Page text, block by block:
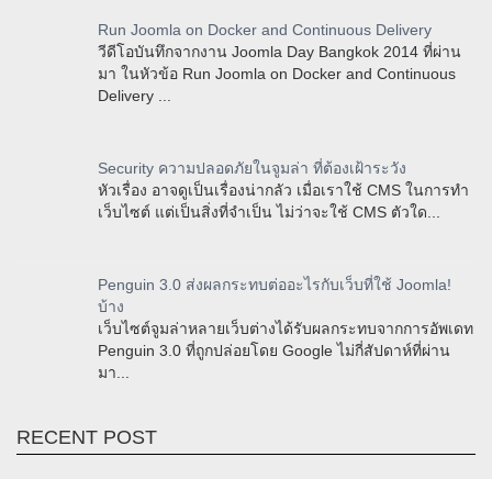
Run Joomla on Docker and Continuous Delivery
วีดีโอบันทึกจากงาน Joomla Day Bangkok 2014 ที่ผ่าน
มา ในหัวข้อ Run Joomla on Docker and Continuous
Delivery ...
Security ความปลอดภัยในจูมล่า ที่ต้องเฝ้าระวัง
หัวเรื่อง อาจดูเป็นเรื่องน่ากลัว เมื่อเราใช้ CMS ในการทำ
เว็บไซต์ แต่เป็นสิ่งที่จำเป็น ไม่ว่าจะใช้ CMS ตัวใด...
Penguin 3.0 ส่งผลกระทบต่ออะไรกับเว็บที่ใช้ Joomla!
บ้าง
เว็บไซต์จูมล่าหลายเว็บต่างได้รับผลกระทบจากการอัพเดท
Penguin 3.0 ที่ถูกปล่อยโดย Google ไม่กี่สัปดาห์ที่ผ่าน
มา...
RECENT POST